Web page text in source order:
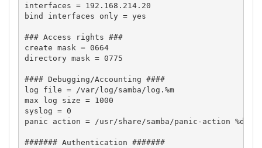
interfaces = 192.168.214.20
bind interfaces only = yes
### Access rights ###
create mask = 0664
directory mask = 0775
#### Debugging/Accounting ####
log file = /var/log/samba/log.%m
max log size = 1000
syslog = 0
panic action = /usr/share/samba/panic-action %d
####### Authentication #######